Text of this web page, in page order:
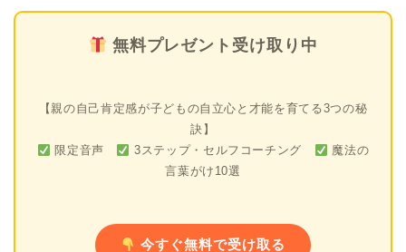
無料プレゼント受け取り中
【親の自己肯定感が子どもの自立心と才能を育てる3つの秘
訣】
限定音声
3ステップ・セルフコーチング
魔法の
言葉がけ10選
今すぐ無料で受け取る